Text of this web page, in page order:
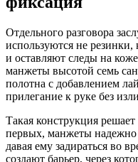
Отдельного разговора
используются не резинки,
и оставляют следы на
манжеты высотой семь
полотна с добавлением
прилегание к руке без
Такая конструкция
первых, манжеты надежно
давая ему задираться во
создают барьер, через